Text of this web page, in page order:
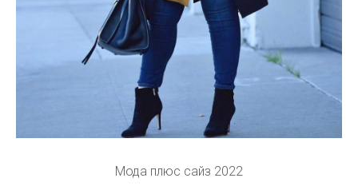
Мода плюс сайз 2022